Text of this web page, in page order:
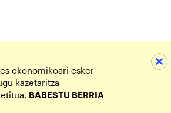
ekonomikoari esker
kazetaritza
BABESTU BERRIA